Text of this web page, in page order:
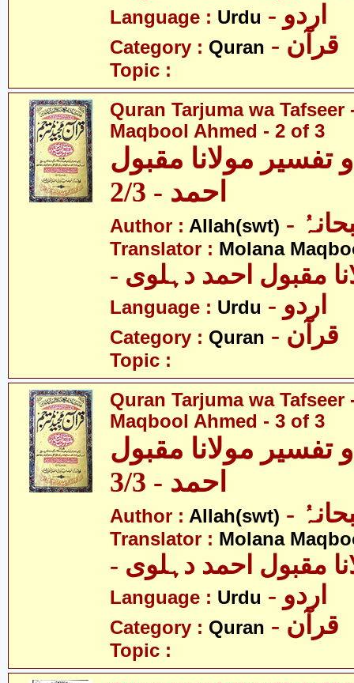
Language : Urdu - اردو
Category : Quran - قرآن
Topic :
Quran Tarjuma wa Tafseer
Maqbool Ahmed - 2 of 3
تفسیر مولانا مقبول
احمد - 2/3
Author : Allah(swt)
Translator : Molana
مقبول احمد دہلوی
Language : Urdu - اردو
Category : Quran - قرآن
Topic :
Quran Tarjuma wa Tafseer
Maqbool Ahmed - 3 of 3
تفسیر مولانا مقبول
احمد - 3/3
Author : Allah(swt)
Translator : Molana
مقبول احمد دہلوی
Language : Urdu - اردو
Category : Quran - قرآن
Topic :